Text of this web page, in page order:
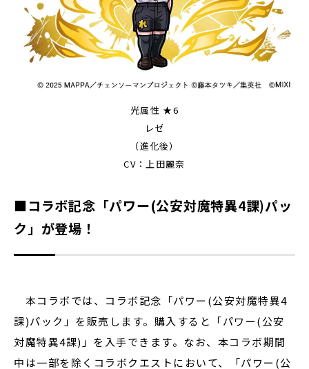
光属性 ★6
レゼ
（進化後）
CV：上田麗奈
■コラボ記念「パワー(公安対魔特異4課)パッ
ク」が登場！
本コラボでは、コラボ記念「パワー(公安対魔特異4
課)パック」を販売します。購入すると「パワー(公安
対魔特異4課)」を入手できます。なお、本コラボ期間
中は一部を除くコラボクエストにおいて、「パワー(公